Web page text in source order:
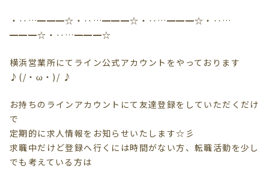
・‥…━━━☆・‥…━━━☆・‥…━━━☆・‥…
━━━☆・‥…━━━☆
横浜営業所にてライン公式アカウントをやっております
♪(/・ω・)/ ♪
お持ちのラインアカウントにて友達登録をしていただくだけ
で
定期的に求人情報をお知らせいたします☆彡
求職中だけど登録へ行くには時間がない方、転職活動を少し
でも考えている方は